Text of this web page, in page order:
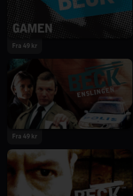
Fra 49 kr
Fra 49 kr